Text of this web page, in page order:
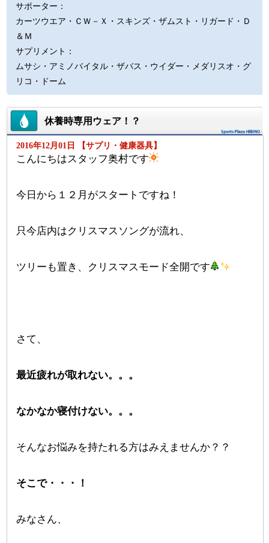
サポーター：
カーツウエア・ＣＷ－Ｘ・スキンズ・ザムスト・リガード・Ｄ
＆Ｍ
サプリメント：
ムサシ・アミノバイタル・ザバス・ウイダー・メダリスオ・グ
リコ・ドーム
休養時専用ウェア！？
2016年12月01日 【サプリ・健康器具】
こんにちはスタッフ奥村です
今日から１２月がスタートですね！
只今店内はクリスマスソングが流れ、
ツリーも置き、クリスマスモード全開です
さて、
最近疲れが取れない。。。
なかなか寝付けない。。。
そんなお悩みを持たれる方はみえませんか？？
そこで・・・！
みなさん、